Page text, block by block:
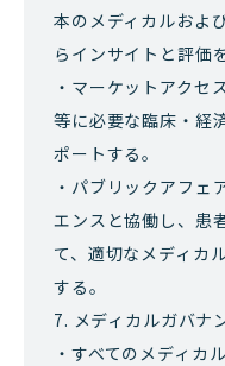
本のメディカルおよ
らインサイトと評価
・マーケットアクセ
等に必要な臨床・経
ポートする。
・パブリックアフェ
エンスと協働し、患
て、適切なメディカ
する。
7. メディカルガバナ
・すべてのメディカ